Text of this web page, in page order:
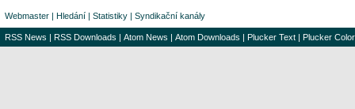
Webmaster | Hledání | Statistiky | Syndikační kanály
RSS News | RSS Downloads | Atom News | Atom Downloads | Plucker Text | Plucker Color